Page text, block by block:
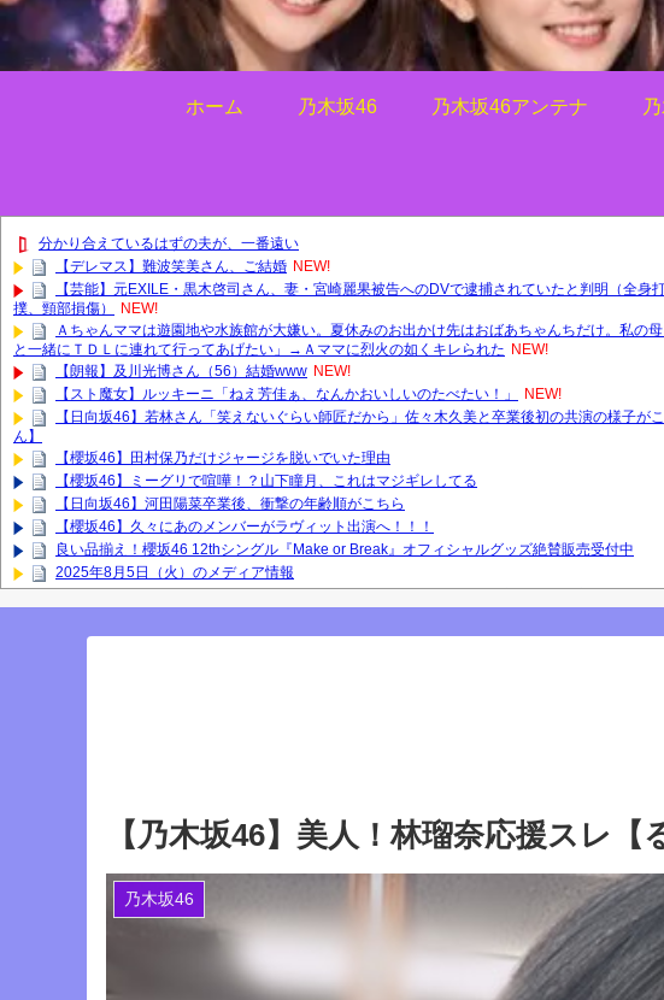
ホーム 乃木坂46 乃木坂46アンテナ
分かり合えているはずの夫が、一番遠い
【デレマス】難波笑美さん、ご結婚 NEW!
【芸能】元EXILE・黒木啓司さん、妻・宮崎麗果被告へのDVで逮捕されていたと判明（全身
撲、頸部損傷）
NEW!
Ａちゃんママは遊園地や水族館が大嫌い。夏休みのお出かけ先はおばあちゃんちだけ。私の
と一緒にＴＤＬに連れて行ってあげたい」→Ａママに烈火の如くキレられた NEW!
【朗報】及川光博さん（56）結婚www NEW!
【スト魔女】ルッキーニ「ねえ芳佳ぁ、なんかおいしいのたべたい！」
NEW!
【日向坂46】若林さん「笑えないぐらい師匠だから」佐々木久美と卒業後初の共演の様子が
ん】
【櫻坂46】田村保乃だけジャージを脱いでいた理由
【櫻坂46】ミーグリで喧嘩！？山下瞳月、これはマジギレしてる
【日向坂46】河田陽菜卒業後、衝撃の年齢順がこちら
【櫻坂46】久々にあのメンバーがラヴィット出演へ！！！
良い品揃え！櫻坂46 12thシングル『Make or Break』オフィシャルグッズ絶賛販売受付中
2025年8月5日（火）のメディア情報
との2ショット！【乃木坂46】
【乃木坂46】美人！林瑠奈応援スレ【
乃木坂46